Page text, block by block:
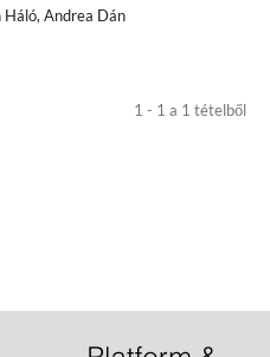
Andrea Dán
1 - 1 a 1 tételből